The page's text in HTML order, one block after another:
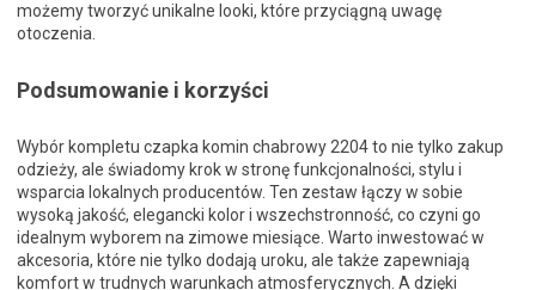
możemy tworzyć unikalne looki, które przyciągną uwagę
otoczenia.
Podsumowanie i korzyści
Wybór kompletu czapka komin chabrowy 2204 to nie tylko zakup
odzieży, ale świadomy krok w stronę funkcjonalności, stylu i
wsparcia lokalnych producentów. Ten zestaw łączy w sobie
wysoką jakość, elegancki kolor i wszechstronność, co czyni go
idealnym wyborem na zimowe miesiące. Warto inwestować w
akcesoria, które nie tylko dodają uroku, ale także zapewniają
komfort w trudnych warunkach atmosferycznych. A dzięki